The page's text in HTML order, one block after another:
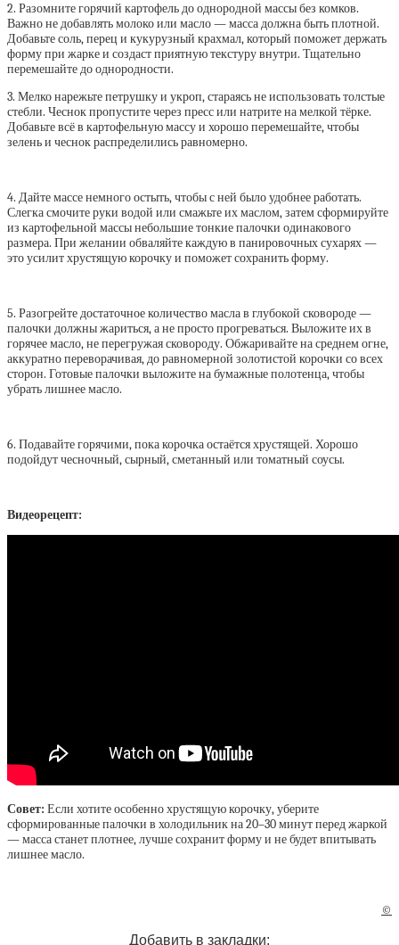
2. Разомните горячий картофель до однородной массы без комков.
Важно не добавлять молоко или масло — масса должна быть плотной.
Добавьте соль, перец и кукурузный крахмал, который поможет держать
форму при жарке и создаст приятную текстуру внутри. Тщательно
перемешайте до однородности.
3. Мелко нарежьте петрушку и укроп, стараясь не использовать толстые
стебли. Чеснок пропустите через пресс или натрите на мелкой тёрке.
Добавьте всё в картофельную массу и хорошо перемешайте, чтобы
зелень и чеснок распределились равномерно.
4. Дайте массе немного остыть, чтобы с ней было удобнее работать.
Слегка смочите руки водой или смажьте их маслом, затем сформируйте
из картофельной массы небольшие тонкие палочки одинакового
размера. При желании обваляйте каждую в панировочных сухарях —
это усилит хрустящую корочку и поможет сохранить форму.
5. Разогрейте достаточное количество масла в глубокой сковороде —
палочки должны жариться, а не просто прогреваться. Выложите их в
горячее масло, не перегружая сковороду. Обжаривайте на среднем огне,
аккуратно переворачивая, до равномерной золотистой корочки со всех
сторон. Готовые палочки выложите на бумажные полотенца, чтобы
убрать лишнее масло.
6. Подавайте горячими, пока корочка остаётся хрустящей. Хорошо
подойдут чесночный, сырный, сметанный или томатный соусы.
Видеорецепт:
Совет: Если хотите особенно хрустящую корочку, уберите
сформированные палочки в холодильник на 20–30 минут перед жаркой
— масса станет плотнее, лучше сохранит форму и не будет впитывать
лишнее масло.
©
Добавить в закладки: